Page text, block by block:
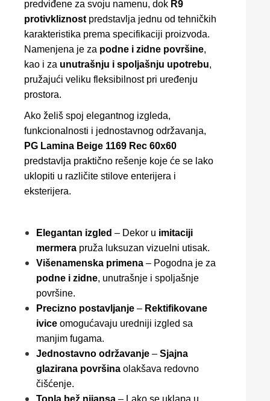
predviđene za svoju namenu, dok R9
protivkliznost predstavlja jednu od tehničkih
karakteristika prema specifikaciji proizvoda.
Namenjena je za podne i zidne površine,
kao i za unutrašnju i spoljašnju upotrebu,
pružajući veliku fleksibilnost pri uređenju
prostora.
Ako želiš spoj elegantnog izgleda,
funkcionalnosti i jednostavnog održavanja,
PG Lamina Beige 1169 Rec 60x60
predstavlja praktično rešenje koje će se lako
uklopiti u različite stilove enterijera i
eksterijera.
Elegantan izgled – Dekor u imitaciji
mermera pruža luksuzan vizuelni utisak.
Višenamenska primena – Pogodna je za
podne i zidne, unutrašnje i spoljašnje
površine.
Precizno postavljanje – Rektifikovane
ivice omogućavaju uredniji izgled sa
manjim fugama.
Jednostavno održavanje – Sjajna
glazirana površina olakšava redovno
čišćenje.
Topla bež nijansa – Lako se uklapa u